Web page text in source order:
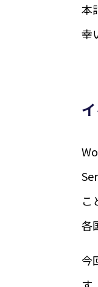
本
幸
こ
各
今